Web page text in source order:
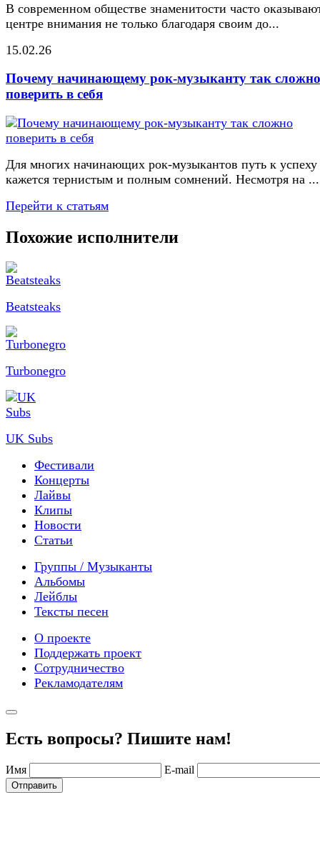
В современном обществе знаменитости часто
центре внимания не только благодаря своим до...
15.02.26
Почему начинающему рок-музыканту так сложно
поверить в себя
Для многих начинающих рок-музыкантов путь к успеху
кажется тернистым и полным сомнений. Несмотря на ...
Перейти к статьям
Похожие исполнители
Beatsteaks
Turbonegro
UK Subs
Фестивали
Концерты
Лайвы
Клипы
Новости
Статьи
Группы / Музыканты
Альбомы
Лейблы
Тексты песен
О проекте
Поддержать проект
Сотрудничество
Рекламодателям
Есть вопросы? Пишите нам!
Имя E-mail